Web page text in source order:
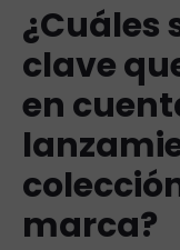
¿Cuáles
clave
en
marca?